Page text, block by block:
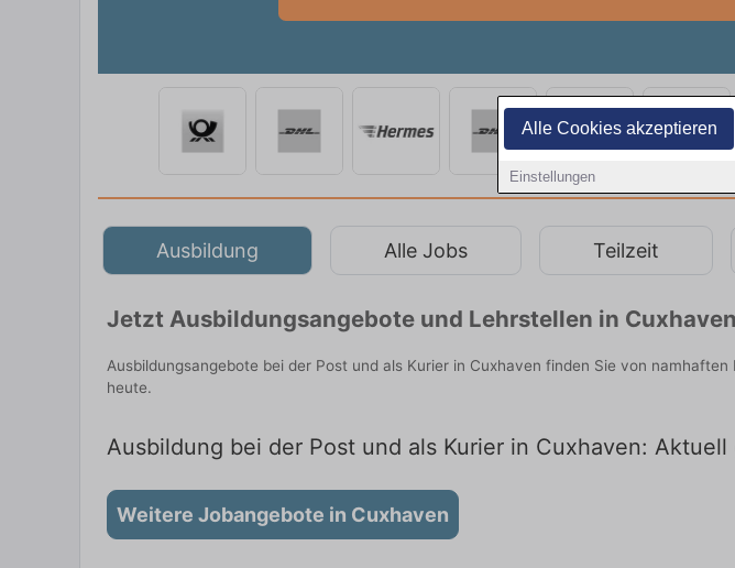
Alle Cookies akzeptieren
Einstellungen
Ausbildung Alle Jobs Teilzeit
Jetzt Ausbildungsangebote und Lehrstellen in
Ausbildungsangebote bei der Post und als Kurier in Cuxhaven finden Sie von
heute.
Ausbildung bei der Post und als Kurier in Cuxhaven:
Weitere Jobangebote in Cuxhaven